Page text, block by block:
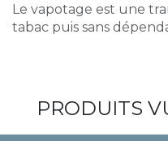
Le vapotage est une
tabac puis sans
PRODUITS